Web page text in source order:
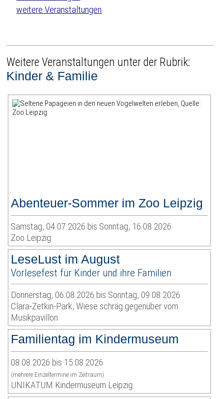
weitere Veranstaltungen
Weitere Veranstaltungen unter der Rubrik:
Kinder & Familie
Abenteuer-Sommer im Zoo Leipzig
Samstag, 04.07.2026 bis Sonntag, 16.08.2026
Zoo Leipzig
LeseLust im August
Vorlesefest für Kinder und ihre Familien
Donnerstag, 06.08.2026 bis Sonntag, 09.08.2026
Clara-Zetkin-Park, Wiese schräg gegenüber vom
Musikpavillon
Familientag im Kindermuseum
08.08.2026 bis 15.08.2026
(mehrere Einzeltermine im Zeitraum)
UNIKATUM Kindermuseum Leipzig